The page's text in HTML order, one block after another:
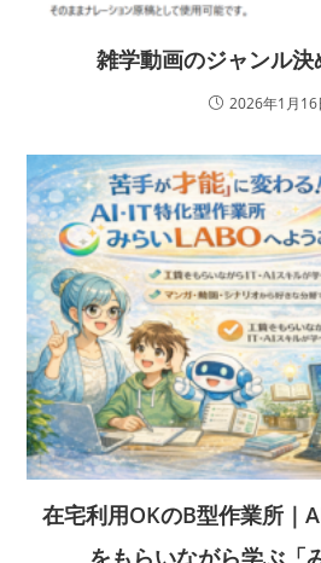
雑学動画のジャンル決
2026年1月16
在宅利用OKのB型作業所｜